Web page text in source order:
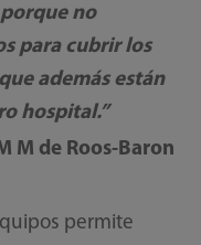
no
para cubrir los
además están
hospital.”
de Roos-Baron
permite